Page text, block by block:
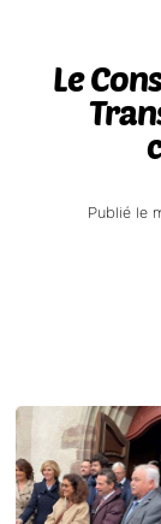
Le
Publié le